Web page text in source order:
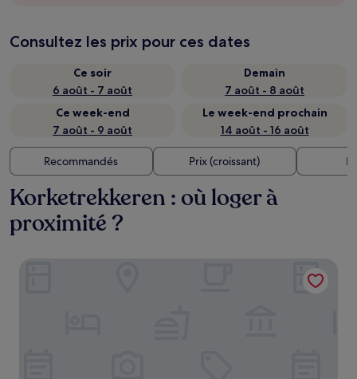
Consultez les prix pour ces dates
Ce soir
6 août - 7 août
Demain
7 août - 8 août
Ce week-end
7 août - 9 août
Le week-end prochain
14 août - 16 août
Recommandés Prix (croissant)
Korketrekkeren : où loger à
proximité ?